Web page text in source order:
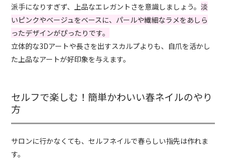
派手になりすぎず、上品なエレガントさを意識しましょう。淡
いピンクやベージュをベースに、パールや繊細なラメをあしら
ったデザインがぴったりです。
立体的な3Dアートや長さを出すスカルプよりも、自爪を活かし
た上品なアートが好印象を与えます。
セルフで楽しむ！簡単かわいい春ネイルのやり
方
サロンに行かなくても、セルフネイルで春らしい指先は作れま
す。